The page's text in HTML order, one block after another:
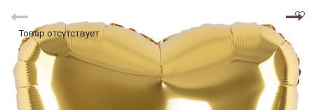
Товар отсутствует